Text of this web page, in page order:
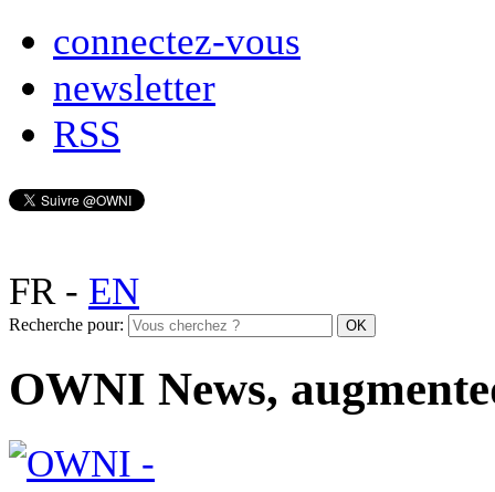
connectez-vous
newsletter
RSS
FR- EN
Recherche pour:
OWNI News,